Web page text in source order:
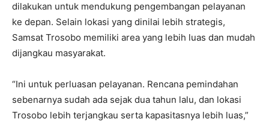
dilakukan untuk mendukung pengembangan pelayanan
ke depan. Selain lokasi yang dinilai lebih strategis,
Samsat Trosobo memiliki area yang lebih luas dan mudah
dijangkau masyarakat.
“Ini untuk perluasan pelayanan. Rencana pemindahan
sebenarnya sudah ada sejak dua tahun lalu, dan lokasi
Trosobo lebih terjangkau serta kapasitasnya lebih luas,”